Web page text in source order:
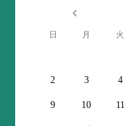
日 月 火
2 3 4
9 10 11